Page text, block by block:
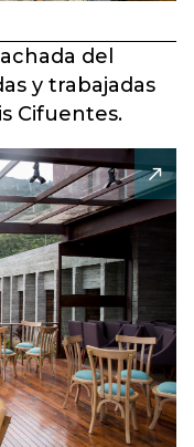
del
y trabajadas
Cifuentes.